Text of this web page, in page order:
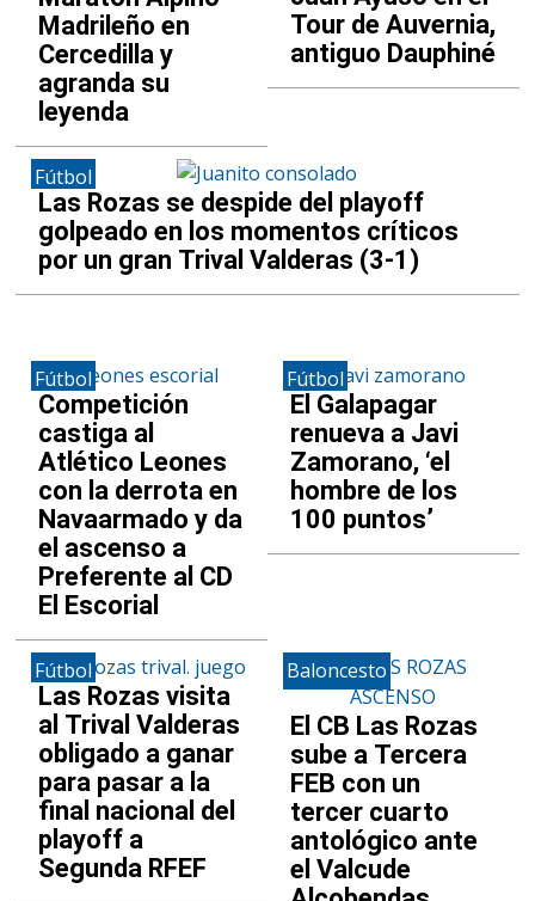
Madrileño en
Cercedilla y
agranda su
leyenda
Tour de Auvernia,
antiguo Dauphiné
Fútbol
Las Rozas se despide del playoff
golpeado en los momentos críticos
por un gran Trival Valderas (3-1)
Fútbol
Competición
castiga al
Atlético Leones
con la derrota en
Navaarmado y da
el ascenso a
Preferente al CD
El Escorial
Fútbol
El Galapagar
renueva a Javi
Zamorano, ‘el
hombre de los
100 puntos’
Fútbol
Las Rozas visita
al Trival Valderas
obligado a ganar
para pasar a la
final nacional del
playoff a
Segunda RFEF
Baloncesto
El CB Las Rozas
sube a Tercera
FEB con un
tercer cuarto
antológico ante
el Valcude